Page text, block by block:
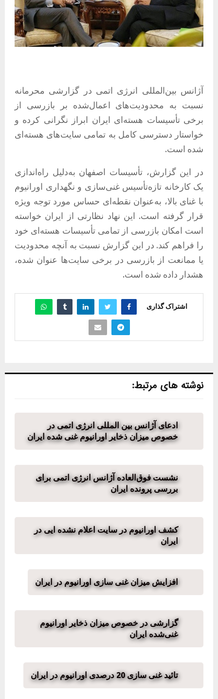
آژانس بین‌المللی انرژی اتمی در گزارشی محرمانه
نسبت به محدودیت‌های اعمال‌شده بر بازرسی از
برخی تأسیسات هسته‌ای ایران ابراز نگرانی کرده و
خواستار دسترسی کامل به تمامی سایت‌های هسته‌ای
شده است.
در این گزارش، تأسیسات اصفهان به‌دلیل راه‌اندازی
یک کارخانه تازه‌تأسیس غنی‌سازی و نگهداری اورانیوم
با غنای بالا، به‌عنوان نقطه‌ای حساس مورد توجه ویژه
قرار گرفته است. این نهاد نظارتی از ایران خواسته
است امکان بازرسی از تمامی تأسیسات هسته‌ای خود
را فراهم کند. در این گزارش نسبت به آنچه محدودیت
یا ممانعت از بازرسی در برخی سایت‌ها عنوان شده،
هشدار داده شده است.
اشتراک گذاری
نوشته های مرتبط:
ادعای آژانس بین المللی انرژی اتمی در
خصوص میزان ذخایر اورانیوم غنی شده ایران
نشست فوق‌العاده آژانس انرژی اتمی برای
بررسی پرونده ایران
کشف اورانیوم در سایت اعلام نشده ایی در
ایران
افزایش میزان غنی سازی اورانیوم در ایران
گزارشی در خصوص میزان ذخایر اورانیوم
غنی‌شده ایران
تائید غنی سازی 20 درصدی اورانیوم در ایران